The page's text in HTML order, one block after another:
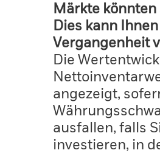
Märkte
Dies kann
Vergangenheit
Die
angezeigt,
ausfallen, falls
investieren, in